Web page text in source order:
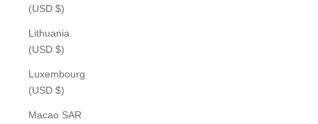
(USD $)
Lithuania
(USD $)
Luxembourg
(USD $)
Macao SAR